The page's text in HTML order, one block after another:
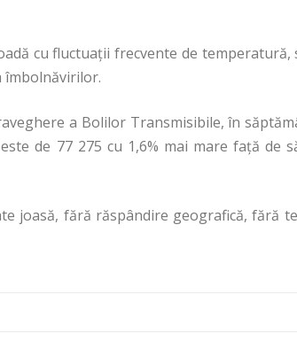
cu fluctuaţii frecvente de temperatură,
îmbolnăvirilor.
a Bolilor Transmisibile, în
de 77 275 cu 1,6% mai mare faţă de
joasă, fără răspândire geografică, fără